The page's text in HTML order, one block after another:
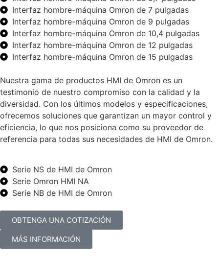
Interfaz hombre-máquina Omron de 7 pulgadas
Interfaz hombre-máquina Omron de 9 pulgadas
Interfaz hombre-máquina Omron de 10,4 pulgadas
Interfaz hombre-máquina Omron de 12 pulgadas
Interfaz hombre-máquina Omron de 15 pulgadas
Nuestra gama de productos HMI de Omron es un
testimonio de nuestro compromiso con la calidad y la
diversidad. Con los últimos modelos y especificaciones,
ofrecemos soluciones que garantizan un mayor control y
eficiencia, lo que nos posiciona como su proveedor de
referencia para todas sus necesidades de HMI de Omron.
Serie NS de HMI de Omron
Serie Omron HMI NA
Serie NB de HMI de Omron
OBTENGA UNA COTIZACIÓN
MÁS INFORMACIÓN